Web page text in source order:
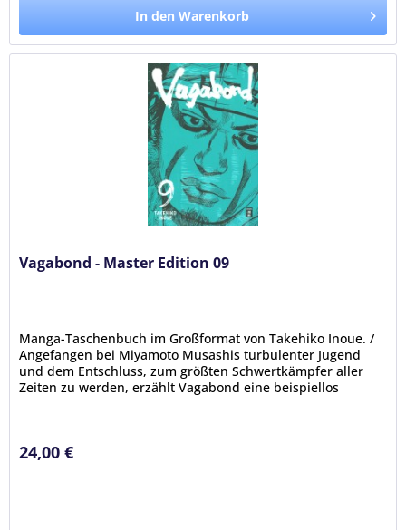
In den Warenkorb
Vagabond - Master Edition 09
Manga-Taschenbuch im Großformat von Takehiko Inoue. /
Angefangen bei Miyamoto Musashis turbulenter Jugend
und dem Entschluss, zum größten Schwertkämpfer aller
Zeiten zu werden, erzählt Vagabond eine beispiellos
24,00 €